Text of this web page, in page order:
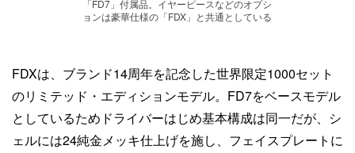
「FD7」付属品。イヤーピースなどのオプシ
ョンは豪華仕様の「FDX」と共通としている
FDXは、ブランド14周年を記念した世界限定1000セット
のリミテッド・エディションモデル。FD7をベースモデル
としているためドライバーはじめ基本構成は同一だが、シ
ェルには24純金メッキ仕上げを施し、フェイスプレートに